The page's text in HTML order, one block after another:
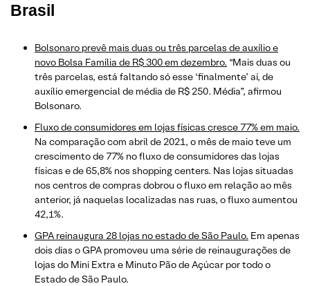
Brasil
Bolsonaro prevê mais duas ou três parcelas de auxílio e
novo Bolsa Família de R$ 300 em dezembro. “Mais duas ou
três parcelas, está faltando só esse ‘finalmente’ aí, de
auxílio emergencial de média de R$ 250. Média”, afirmou
Bolsonaro.
Fluxo de consumidores em lojas físicas cresce 77% em maio.
Na comparação com abril de 2021, o mês de maio teve um
crescimento de 77% no fluxo de consumidores das lojas
físicas e de 65,8% nos shopping centers. Nas lojas situadas
nos centros de compras dobrou o fluxo em relação ao mês
anterior, já naquelas localizadas nas ruas, o fluxo aumentou
42,1%.
GPA reinaugura 28 lojas no estado de São Paulo. Em apenas
dois dias o GPA promoveu uma série de reinaugurações de
lojas do Mini Extra e Minuto Pão de Açúcar por todo o
Estado de São Paulo.